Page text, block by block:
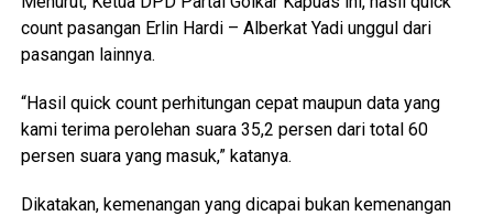
count pasangan Erlin Hardi – Alberkat Yadi unggul dari
pasangan lainnya.
“Hasil quick count perhitungan cepat maupun data yang
kami terima perolehan suara 35,2 persen dari total 60
persen suara yang masuk,” katanya.
Dikatakan, kemenangan yang dicapai bukan kemenangan